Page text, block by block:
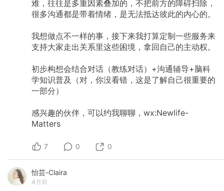
难，往往是多重因素叠加的，不把前方的障碍扫除，
很多沟通都是带着情绪，是无法抵达彼此的内心的。
我想做点不一样的事，接下来我打算定制一些服务来
支持大家走出关系里这些困境，拿回自己的主动权。
初步构想会结合对话（教练对话）+沟通辅导+脑科
学知识普及（对，你没看错，这是了解自己很重要的
一部分）
感兴趣的伙伴，可以约我聊聊，wx:Newlife-
Matters
7 0 0
怡芸-Claira
4月前